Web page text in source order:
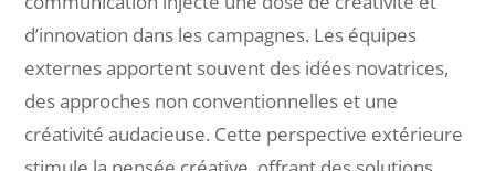
d’innovation dans les campagnes. Les équipes
externes apportent souvent des idées novatrices,
des approches non conventionnelles et une
créativité audacieuse. Cette perspective extérieure